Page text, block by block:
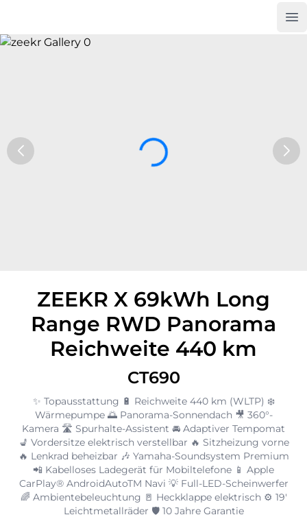
ZEEKR X 69kWh Long
Range RWD Panorama
Reichweite 440 km
CT690
✨ Topausstattung 🔋 Reichweite 440 km (WLTP) ❄️
Wärmepumpe 🌅 Panorama-Sonnendach 🎥 360°-
Kamera 🛣️ Spurhalte-Assistent 🚘 Adaptiver Tempomat
💺 Vordersitze elektrisch verstellbar 🔥 Sitzheizung vorne
🔥 Lenkrad beheizbar 🎶 Yamaha-Soundsystem Premium
📲 Kabelloses Ladegerät für Mobiltelefone 📱 Apple
CarPlay® AndroidAutoTM Navi 💡 Full-LED-Scheinwerfer
🌈 Ambientebeleuchtung 🚪 Heckklappe elektrisch ⚙️ 19'
Leichtmetallräder 🛡️ 10 Jahre Garantie